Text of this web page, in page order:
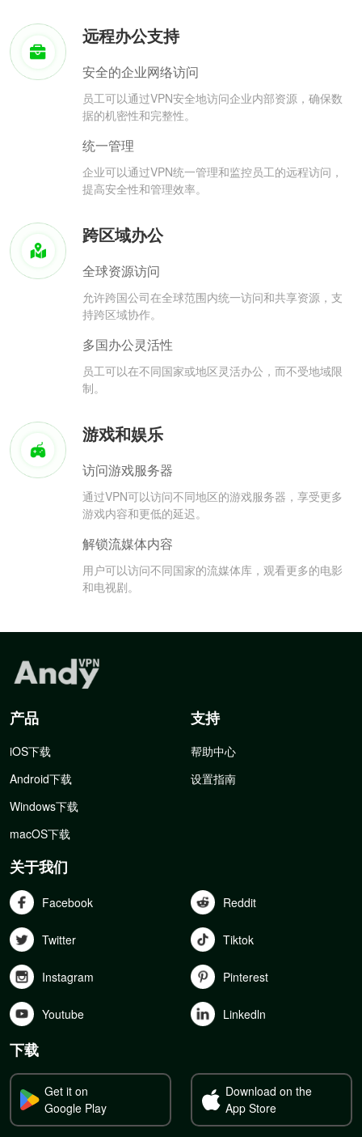
远程办公支持
安全的企业网络访问
员工可以通过VPN安全地访问企业内部资源，确保数
据的机密性和完整性。
统一管理
企业可以通过VPN统一管理和监控员工的远程访问，
提高安全性和管理效率。
跨区域办公
全球资源访问
允许跨国公司在全球范围内统一访问和共享资源，支
持跨区域协作。
多国办公灵活性
员工可以在不同国家或地区灵活办公，而不受地域限
制。
游戏和娱乐
访问游戏服务器
通过VPN可以访问不同地区的游戏服务器，享受更多
游戏内容和更低的延迟。
解锁流媒体内容
用户可以访问不同国家的流媒体库，观看更多的电影
和电视剧。
产品
iOS下载
Android下载
Windows下载
macOS下载
支持
帮助中心
设置指南
关于我们
Facebook Reddit
Twitter Tiktok
Instagram Pinterest
Youtube Linkedln
下载
Get it on
Google Play
Download on the
App Store